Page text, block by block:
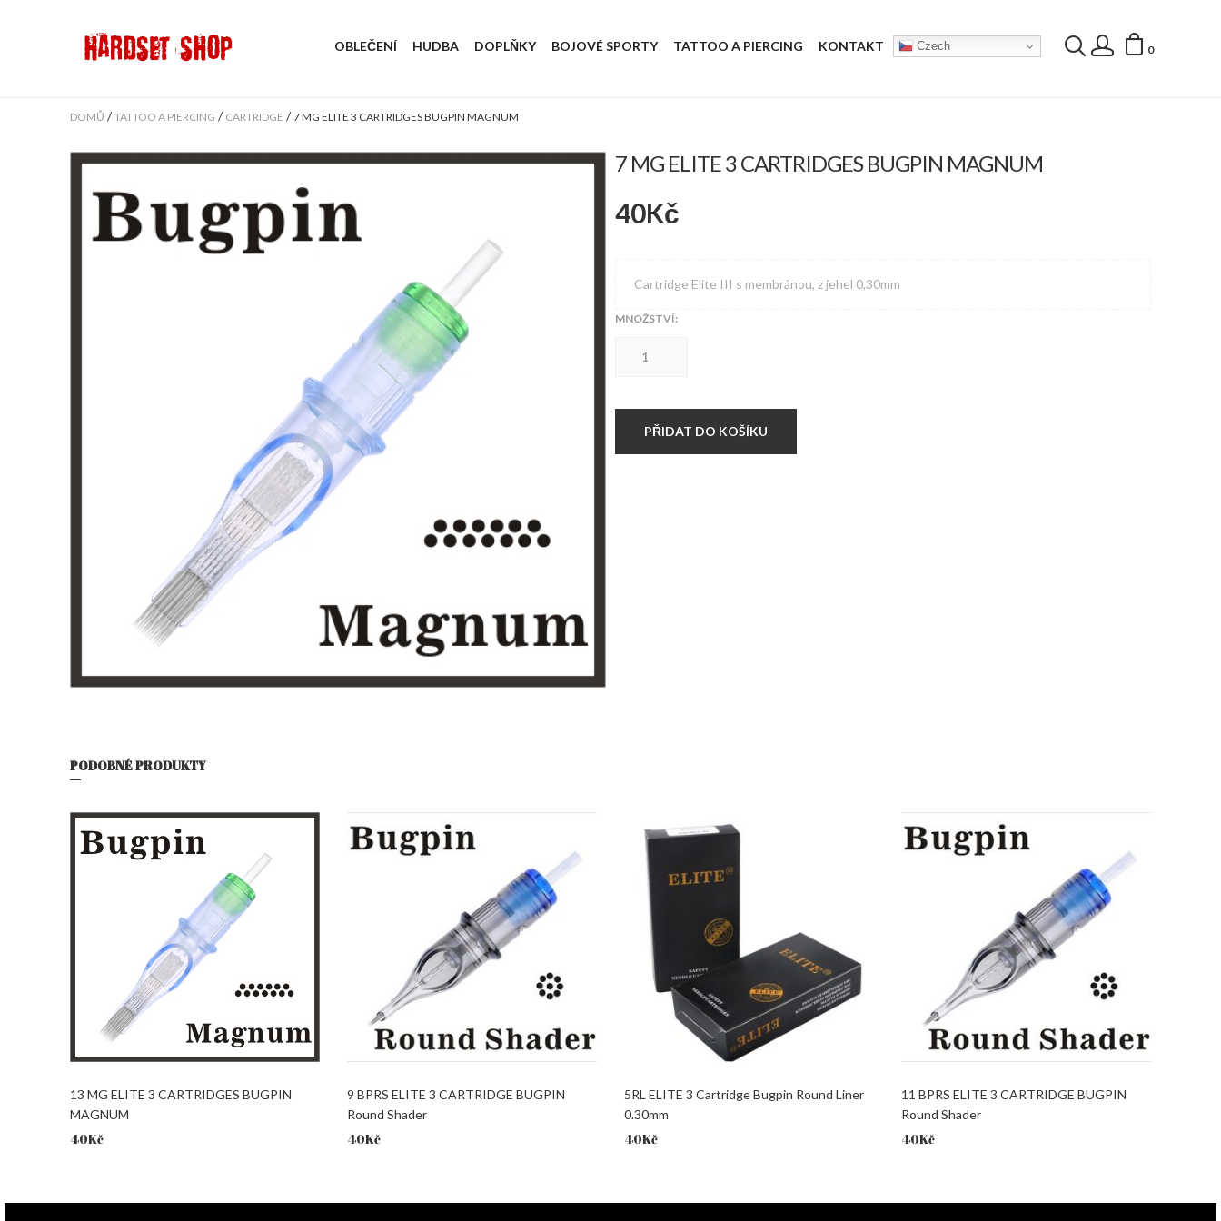
OBLEČENÍ HUDBA DOPLŇKY BOJOVÉ SPORTY TATTOO A PIERCING KONTAKT Czech 0
DOMŮ /TATTOO A PIERCING / CARTRIDGE /7 MG ELITE 3 CARTRIDGES BUGPIN MAGNUM
7 MG ELITE 3 CARTRIDGES BUGPIN MAGNUM
40Kč
Cartridge Elite III s membránou, z jehel 0,30mm
MNOŽSTVÍ:
Cartridges
BugpinPŘIDAT DO KOŠÍKU
PODOBNÉ PRODUKTY
13 MG ELITE 3 CARTRIDGES BUGPIN
MAGNUM
40Kč
9 BPRS ELITE 3 CARTRIDGE BUGPIN
Round Shader
40Kč
5RL ELITE 3 Cartridge Bugpin Round Liner
0.30mm
40Kč
11 BPRS ELITE 3 CARTRIDGE BUGPIN
Round Shader
40Kč